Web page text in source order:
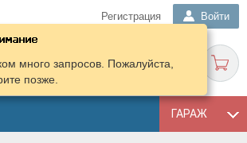
Регистрация Войти
ГАРАЖ
много запросов. Пожалуйста,
позже.